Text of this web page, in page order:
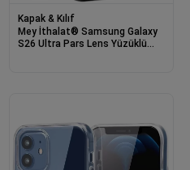
Kapak & Kılıf
Mey İthalat® Samsung Galaxy
S26 Ultra Pars Lens Yüzüklü